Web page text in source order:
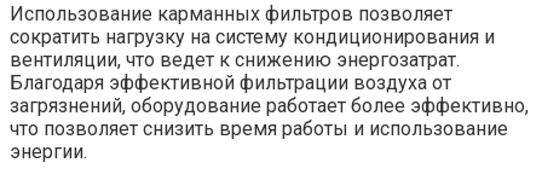
Использование карманных фильтров позволяет
сократить нагрузку на систему кондиционирования и
вентиляции, что ведет к снижению энергозатрат.
Благодаря эффективной фильтрации воздуха от
загрязнений, оборудование работает более эффективно,
что позволяет снизить время работы и использование
энергии.